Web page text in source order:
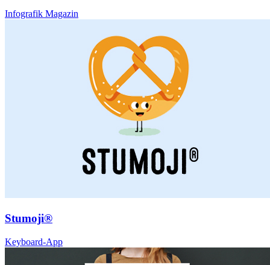
Infografik Magazin
Stumoji®
Keyboard-App